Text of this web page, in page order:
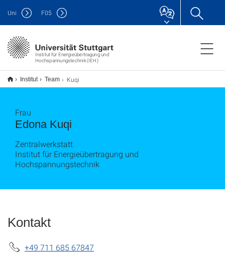
Institut für Energieübertragung und
Hochspannungstechnik (IEH)
Uni F05
Institut Team Kuqi
Edona Kuqi
Frau
Zentralwerkstatt
Institut für Energieübertragung und
Hochspannungstechnik
Kontakt
+49 711 685 67847